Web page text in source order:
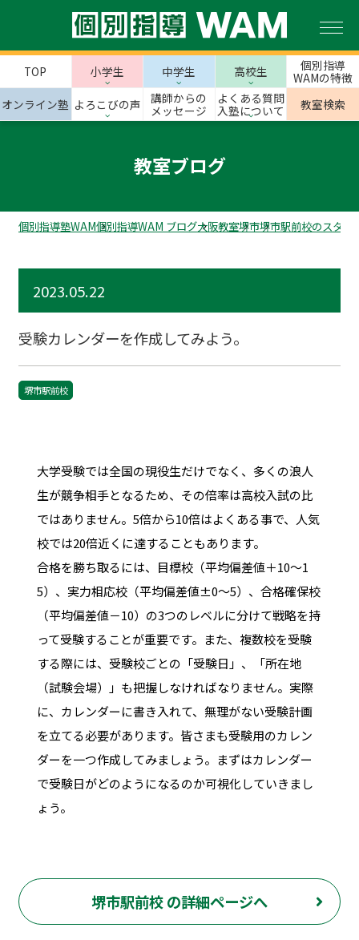
TOP 小学生 中学生 高校生
個別指導
WAMの特徴
オンライン塾 よろこびの声
講師からの
メッセージ
よくある質問
入塾について
教室検索
教室ブログ
個別指導塾WAM個別指導WAM ブログ大阪教室堺市堺市駅前校のスタッ
2023.05.22
受験カレンダーを作成してみよう。
堺市駅前校
大学受験では全国の現役生だけでなく、多くの浪人
生が競争相手となるため、その倍率は高校入試の比
ではありません。5倍から10倍はよくある事で、人気
校では20倍近くに達することもあります。
合格を勝ち取るには、目標校（平均偏差値＋10～1
5）、実力相応校（平均偏差値±0～5）、合格確保校
（平均偏差値－10）の3つのレベルに分けて戦略を持
って受験することが重要です。また、複数校を受験
する際には、受験校ごとの「受験日」、「所在地
（試験会場）」も把握しなければなりません。実際
に、カレンダーに書き入れて、無理がない受験計画
を立てる必要があります。皆さまも受験用のカレン
ダーを一つ作成してみましょう。まずはカレンダー
で受験日がどのようになるのか可視化していきまし
ょう。
堺市駅前校 の詳細ページへ